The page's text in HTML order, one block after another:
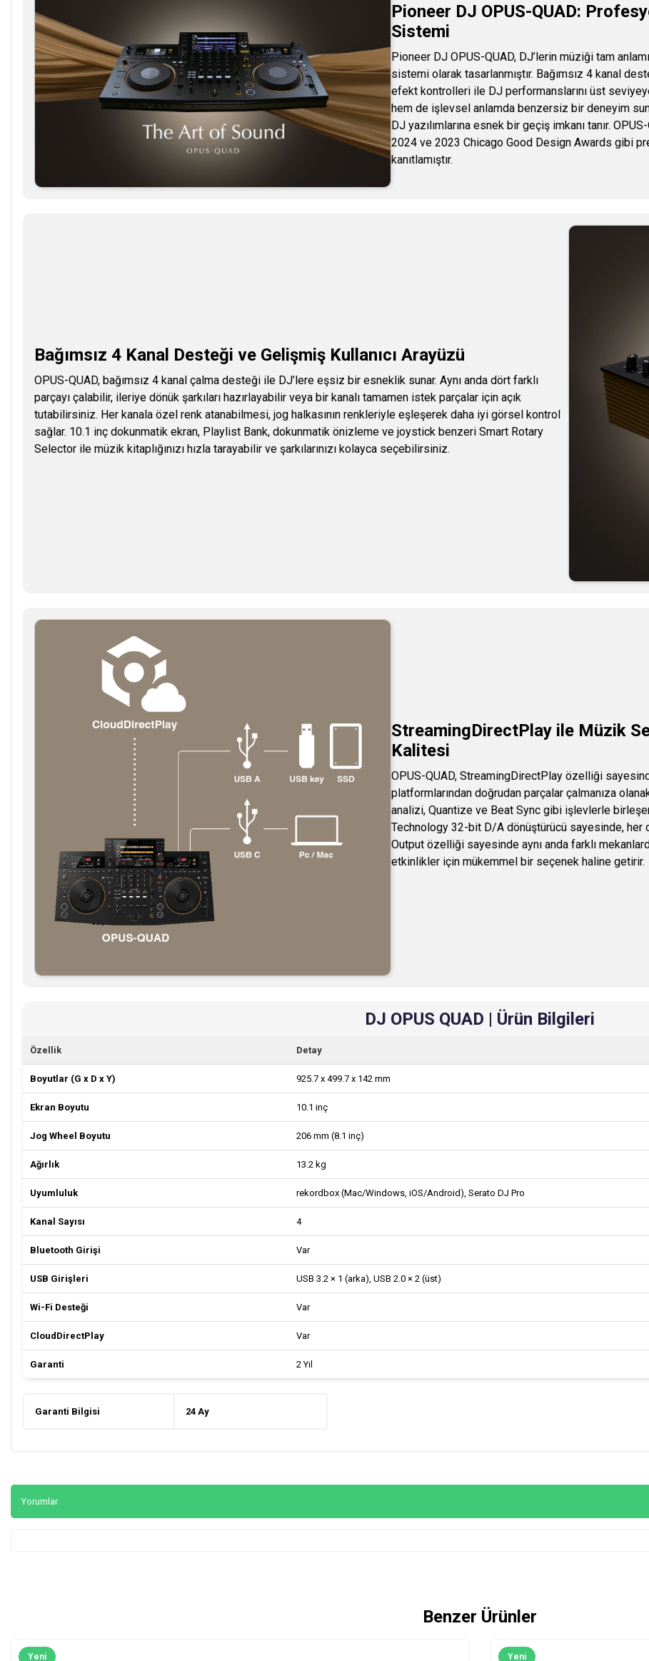
Pioneer DJ OPUS-QUAD:
Sistemi
Pioneer DJ OPUS-QUAD, DJ’lerin müziği tam
sistemi olarak tasarlanmıştır. Bağımsız 4 kanal
efekt kontrolleri ile DJ performanslarını üst
hem de işlevsel anlamda benzersiz bir deneyim
DJ yazılımlarına esnek bir geçiş imkanı tanır.
2024 ve 2023 Chicago Good Design Awards gibi
kanıtlamıştır.
Bağımsız 4 Kanal Desteği ve Gelişmiş Kullanıcı Arayüzü
OPUS-QUAD, bağımsız 4 kanal çalma desteği ile DJ’lere eşsiz bir esneklik sunar. Aynı anda dört farklı
parçayı çalabilir, ileriye dönük şarkıları hazırlayabilir veya bir kanalı tamamen istek parçalar için açık
tutabilirsiniz. Her kanala özel renk atanabilmesi, jog halkasının renkleriyle eşleşerek daha iyi görsel kontrol
sağlar. 10.1 inç dokunmatik ekran, Playlist Bank, dokunmatik önizleme ve joystick benzeri Smart Rotary
Selector ile müzik kitaplığınızı hızla tarayabilir ve şarkılarınızı kolayca seçebilirsiniz.
StreamingDirectPlay ile Müzik
Kalitesi
OPUS-QUAD, StreamingDirectPlay özelliği
platformlarından doğrudan parçalar çalmanıza
analizi, Quantize ve Beat Sync gibi işlevlerle
Technology 32-bit D/A dönüştürücü sayesinde,
Output özelliği sayesinde aynı anda farklı
etkinlikler için mükemmel bir seçenek haline getirir.
DJ OPUS QUAD | Ürün Bilgileri
Özellik Detay
Boyutlar (G x D x Y) 925.7 x 499.7 x 142 mm
Ekran Boyutu 10.1 inç
Jog Wheel Boyutu 206 mm (8.1 inç)
Ağırlık 13.2 kg
Uyumluluk rekordbox (Mac/Windows, iOS/Android), Serato DJ Pro
Kanal Sayısı 4
Bluetooth Girişi Var
USB Girişleri USB 3.2 × 1 (arka), USB 2.0 × 2 (üst)
Wi-Fi Desteği Var
CloudDirectPlay Var
Garanti 2 Yıl
Garanti Bilgisi 24 Ay
Yorumlar
Benzer Ürünler
Yeni Yeni